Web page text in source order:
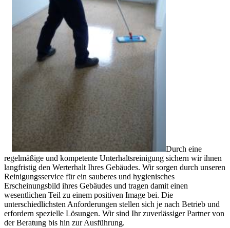
Durch eine
regelmäßige und kompetente Unterhaltsreinigung sichern wir ihnen
langfristig den Werterhalt Ihres Gebäudes. Wir sorgen durch unseren
Reinigungsservice für ein sauberes und hygienisches
Erscheinungsbild ihres Gebäudes und tragen damit einen
wesentlichen Teil zu einem positiven Image bei. Die
unterschiedlichsten Anforderungen stellen sich je nach Betrieb und
erfordern spezielle Lösungen. Wir sind Ihr zuverlässiger Partner von
der Beratung bis hin zur Ausführung.